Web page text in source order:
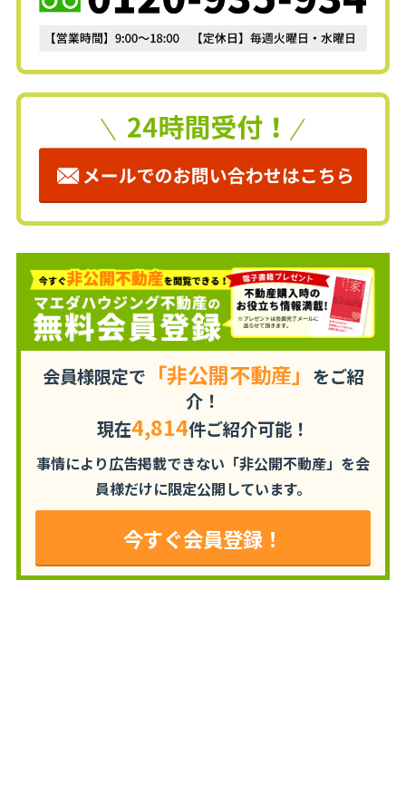
会員様限定で 「非公開不動産」 をご紹
介！
現在4,814件ご紹介可能！
事情により広告掲載できない「非公開不動産」を会
員様だけに限定公開しています。
今すぐ会員登録！